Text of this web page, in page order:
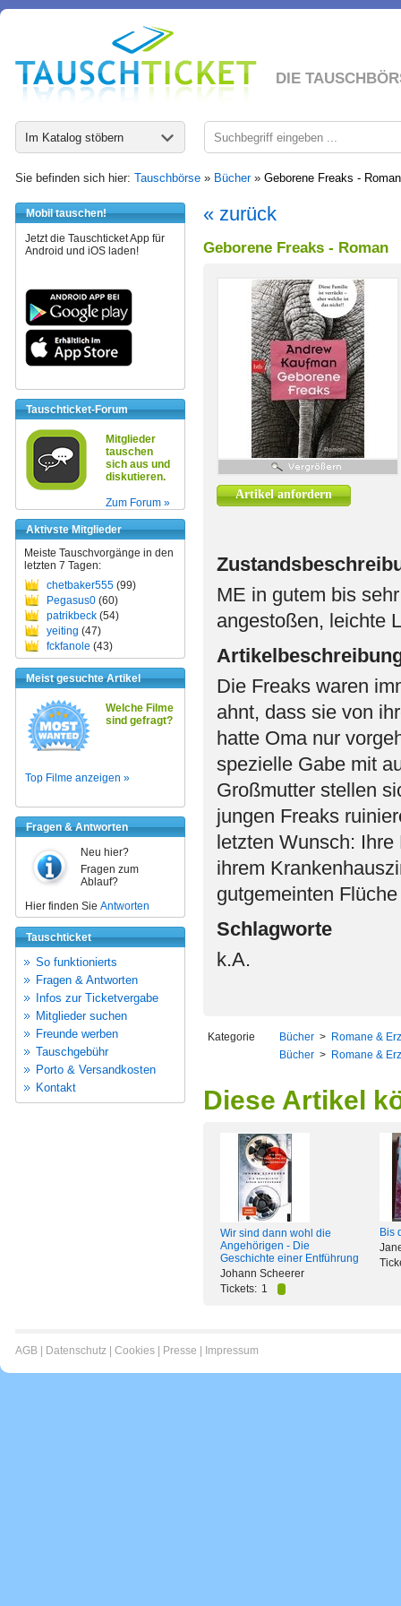
DIE
Im Katalog stöbern
Sie befinden sich hier: Tauschbörse » Bücher» Geborene Freaks - Roman
Mobil tauschen!
Jetzt die Tauschticket App für
Android und iOS laden!
Tauschticket-Forum
Mitglieder
tauschen
sich aus und
diskutieren.
Zum Forum »
Aktivste Mitglieder
Meiste Tauschvorgänge in den
letzten 7 Tagen:
chetbaker555 (99)
Pegasus0 (60)
patrikbeck (54)
yeiting (47)
fckfanole (43)
Meist gesuchte Artikel
Welche Filme
sind gefragt?
Top Filme anzeigen »
Fragen & Antworten
Neu hier?
Fragen zum
Ablauf?
Hier finden Sie Antworten
Tauschticket
So funktionierts
Fragen & Antworten
Infos zur Ticketvergabe
Mitglieder suchen
Freunde werben
Tauschgebühr
Porto & Versandkosten
Kontakt
« zurück
Geborene Freaks - Roman
Artikel anfordern
ME in gutem bis
angestoßen, leichte
Die Freaks waren
ahnt, dass sie von
hatte Oma nur
spezielle Gabe mit
Großmutter stellen
jungen Freaks
letzten Wunsch:
ihrem
gutgemeinten
Schlagworte
k.A.
Kategorie Bücher > Romane &
Bücher > Romane &
Diese Artikel
Wir sind dann wohl die
Angehörigen - Die
Geschichte einer Entführung
Johann Scheerer
Tickets: 1
Bis
AGB Datenschutz Cookies Presse Impressum